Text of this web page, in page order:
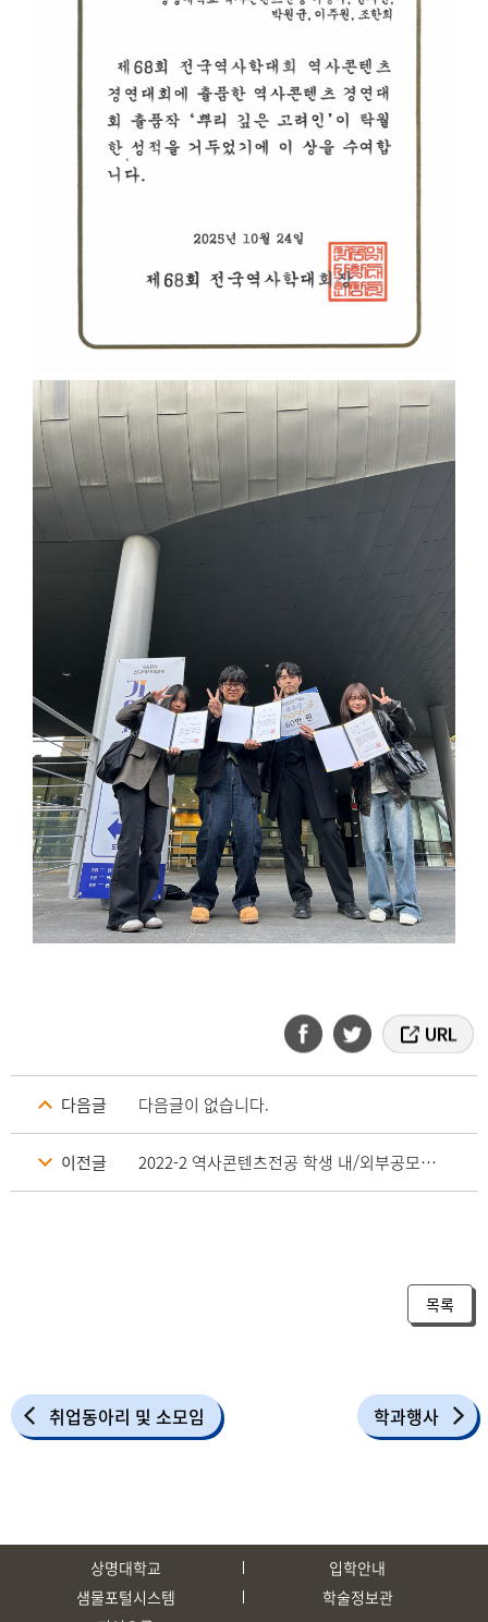
다음글 다음글이 없습니다.
이전글 2022-2 역사콘텐츠전공 학생 내/외부공모전 수상내역(~2022.11.23)
목록
취업동아리 및 소모임 학과행사
상명대학교
입학안내
샘물포털시스템
학술정보관